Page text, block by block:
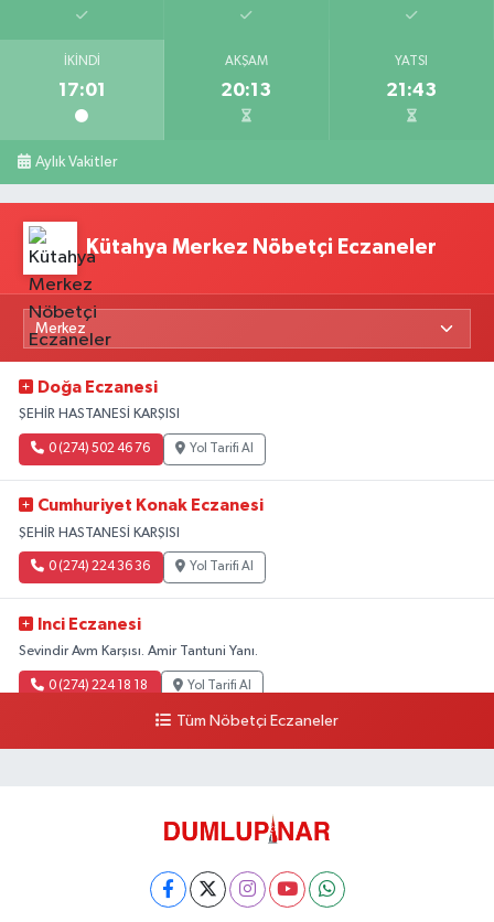
İKINDI
17:01
AKŞAM
20:13
YATSI
21:43
Aylık Vakitler
Kütahya Merkez Nöbetçi Eczaneler
Doğa Eczanesi
ŞEHİR HASTANESİ KARŞISI
0 (274) 502 46 76 Yol Tarifi Al
Cumhuriyet Konak Eczanesi
ŞEHİR HASTANESİ KARŞISI
0 (274) 224 36 36 Yol Tarifi Al
Inci Eczanesi
Sevindir Avm Karşısı. Amir Tantuni Yanı.
0 (274) 224 18 18 Yol Tarifi Al
Tüm Nöbetçi Eczaneler